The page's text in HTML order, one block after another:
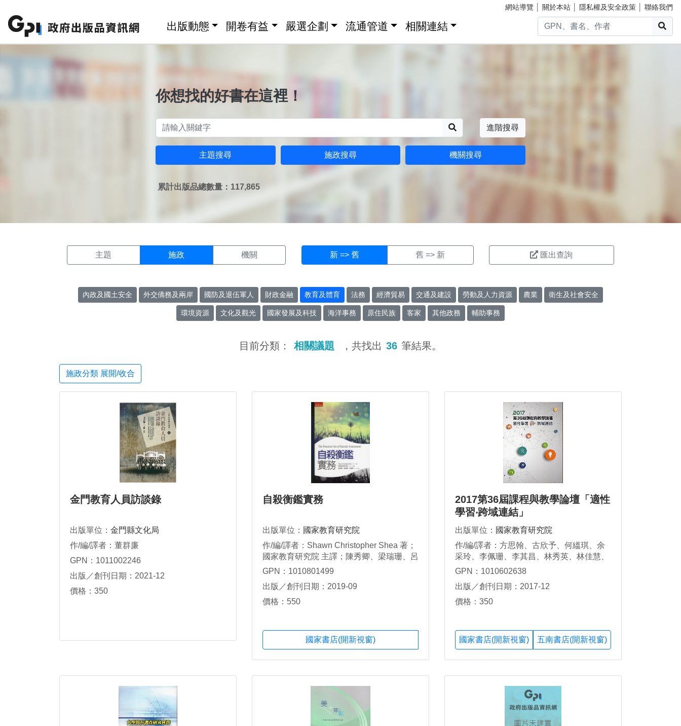
網站導覽 關於本站 隱私權及安全政策 聯絡我們
出版動態 開卷有益 嚴選企劃 流通管道 相關連結
你想找的好書在這裡！
進階搜尋
主題搜尋 施政搜尋 機關搜尋
累計出版品總數量：117,865
主題 施政 機關 新 => 舊 舊 => 新 匯出查詢
內政及國土安全 外交僑務及兩岸 國防及退伍軍人 財政金融 教育及體育 法務 經濟貿易 交通及建設 勞動及人力資源 農業 衛生及社會安全
環境資源 文化及觀光 國家發展及科技 海洋事務 原住民族 客家 其他政務 輔助事務
目前分類： 相關議題 ，共找出 36 筆結果。
施政分類 展開/收合
金門教育人員訪談錄
出版單位： 金門縣文化局
作/編/譯者：董群廉
GPN：1011002246
出版／創刊日期：2021-12
價格：350
自殺衡鑑實務
出版單位： 國家教育研究院
作/編/譯者：Shawn Christopher Shea 著；
國家教育研究院 主譯；陳秀卿、梁瑞珊、呂
嘉寧 譯
GPN：1010801499
出版／創刊日期：2019-09
價格：550
國家書店(開新視窗)
2017第36屆課程與教學論壇「適性
學習‧跨域連結」
出版單位： 國家教育研究院
作/編/譯者：方思翰、古欣予、何縕琪、余
采玲、李佩珊、李其昌、林秀英、林佳慧、
林明佳、林淑芬、胡永寶、范熾文、張雨
蕙瑜、楊馥綺、葛琦霞、廖順約、劉欣宜、
蔡佳霏、蔡昀珍、鄭明憲、鄭章華
GPN：1010602638
出版／創刊日期：2017-12
價格：350
國家書店(開新視窗) 五南書店(開新視窗)